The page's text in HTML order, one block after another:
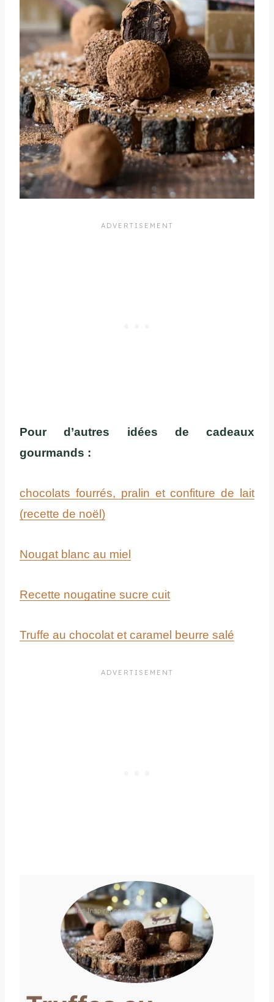
Pour d’autres idées de cadeaux
gourmands :
chocolats fourrés, pralin et confiture de lait
(recette de noël)
Nougat blanc au miel
Recette nougatine sucre cuit
Truffe au chocolat et caramel beurre salé